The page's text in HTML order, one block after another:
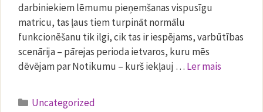
darbiniekiem lēmumu pieņemšanas vispusīgu
matricu, tas ļaus tiem turpināt normālu
funkcionēšanu tik ilgi, cik tas ir iespējams, varbūtības
scenārija – pārejas perioda ietvaros, kuru mēs
dēvējam par Notikumu – kurš iekļauj … Ler mais
Categories
Uncategorized